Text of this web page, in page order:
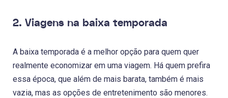
2. Viagens na baixa temporada
A baixa temporada é a melhor opção para quem quer
realmente economizar em uma viagem. Há quem prefira
essa época, que além de mais barata, também é mais
vazia, mas as opções de entretenimento são menores.